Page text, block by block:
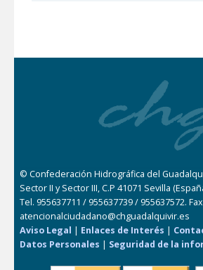
© Confederación Hidrográfica del
Sector II y Sector III, C.P 41071 Sevilla
Tel. 955637711 / 955637739 / 955637572.
atencionalciudadano@chguadalquivir.es
Aviso Legal | Enlaces de Interés |
Datos Personales | Seguridad de la